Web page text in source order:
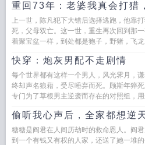
重回73年：老婆我真会打猎
上一世，陈凡犯下大错后选择逃跑，他靠
死，父母双亡。这一世，重生再次回到那
着聚宝盆一样，到处都是狍子，野猪，飞
快穿：炮灰男配不走剧情
每个世界都有这样一个男人，风光霁月，
终却声名狼藉，受尽唾弃而死。顾斯年猝
专门为了草根男主逆袭而存在的对照组，
偷听我心声后，全家都想逆
糖糖是阎君在人间历劫时的救命恩人。阎
到一个有钱又有权的人家，还送了她一堆